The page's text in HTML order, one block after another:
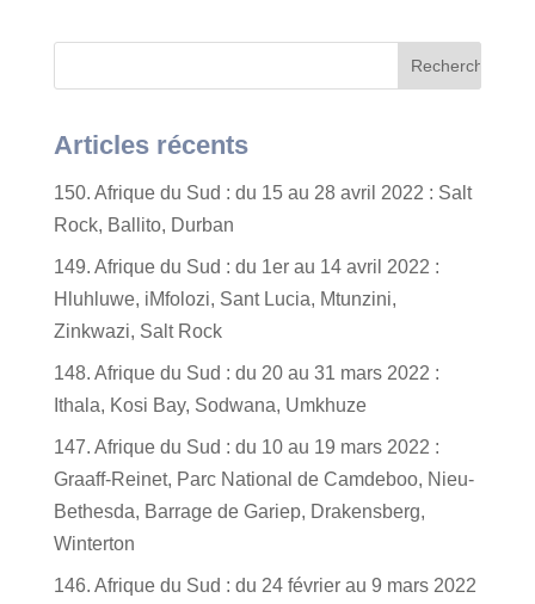
Articles récents
150. Afrique du Sud : du 15 au 28 avril 2022 : Salt
Rock, Ballito, Durban
149. Afrique du Sud : du 1er au 14 avril 2022 :
Hluhluwe, iMfolozi, Sant Lucia, Mtunzini,
Zinkwazi, Salt Rock
148. Afrique du Sud : du 20 au 31 mars 2022 :
Ithala, Kosi Bay, Sodwana, Umkhuze
147. Afrique du Sud : du 10 au 19 mars 2022 :
Graaff-Reinet, Parc National de Camdeboo, Nieu-
Bethesda, Barrage de Gariep, Drakensberg,
Winterton
146. Afrique du Sud : du 24 février au 9 mars 2022